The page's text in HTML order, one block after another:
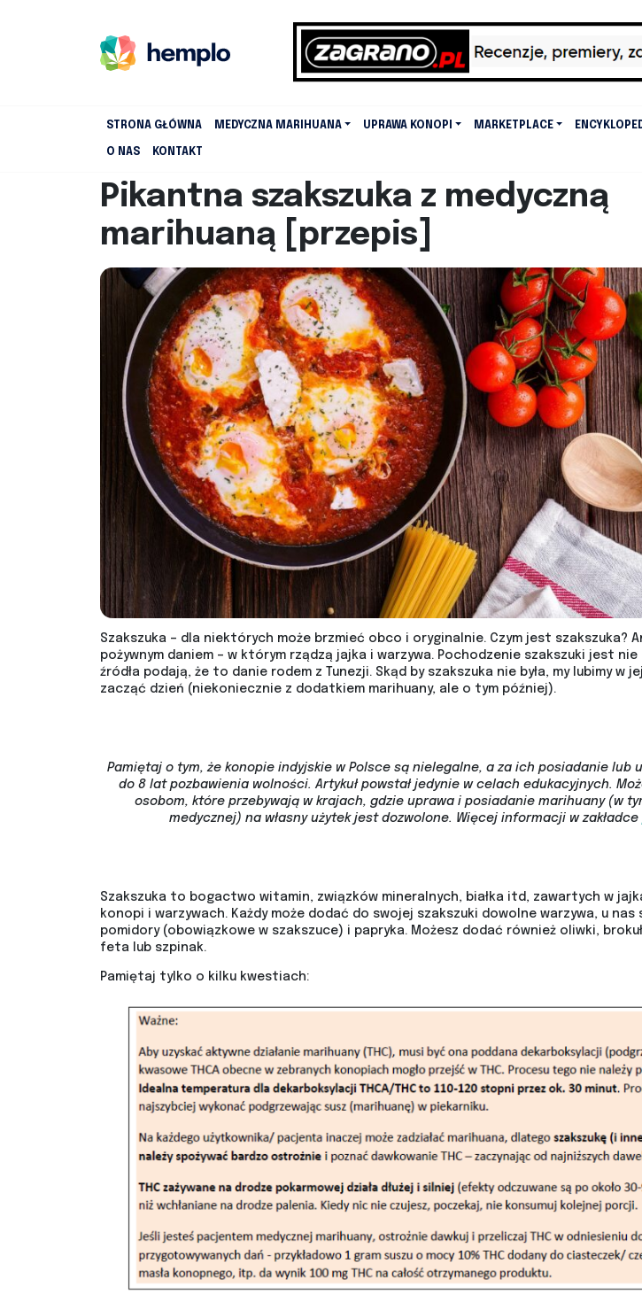
STRONA GŁÓWNA MEDYCZNA MARIHUANA UPRAWA KONOPI MARKETPLACE
O NAS KONTAKT
Pikantna szakszuka z medyczną
marihuaną [przepis]
Szakszuka – dla niektórych może brzmieć obco i oryginalnie. Czym jest szakszuka?
pożywnym daniem – w którym rządzą jajka i warzywa. Pochodzenie szakszuki jest
źródła podają, że to danie rodem z Tunezji. Skąd by szakszuka nie była, my lubimy w
zacząć dzień (niekoniecznie z dodatkiem marihuany, ale o tym później).
Pamiętaj o tym, że konopie indyjskie w Polsce są nielegalne, a za ich posiadanie lub
do 8 lat pozbawienia wolności. Artykuł powstał jedynie w celach edukacyjnych.
osobom, które przebywają w krajach, gdzie uprawa i posiadanie marihuany (w
medycznej) na własny użytek jest dozwolone. Więcej informacji w zakładce
Szakszuka to bogactwo witamin, związków mineralnych, białka itd, zawartych w
konopi i warzywach. Każdy może dodać do swojej szakszuki dowolne warzywa, u
pomidory (obowiązkowe w szakszuce) i papryka. Możesz dodać również oliwki,
feta lub szpinak.
Pamiętaj tylko o kilku kwestiach: